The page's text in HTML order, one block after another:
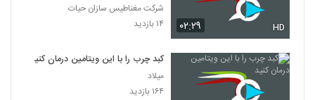
۰۲:۲۹ HD
شرکت مغناطیس سازان حیات
۱۴ بازدید
کبد چرب را با این ویتامین درمان کنید
میلاد
۱۶۴ بازدید